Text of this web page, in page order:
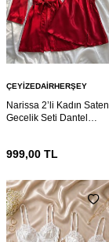
ÇEYIZEDAIRHERŞEY
Narissa 2’li Kadın Saten
Gecelik Seti Dantel
999,00 TL